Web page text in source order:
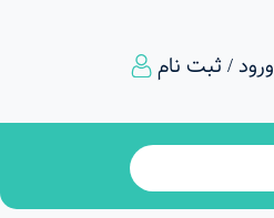
ورود / ثبت نام